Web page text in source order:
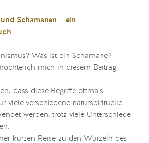
Schamanen – ein
Was ist ein Schamane?
ich mich in diesem Beitrag
dass diese Begriffe oftmals
viele verschiedene naturspirituelle
werden, trotz viele Unterschiede
kurzen Reise zu den Wurzeln des